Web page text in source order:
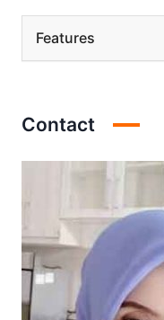
Features
Contact